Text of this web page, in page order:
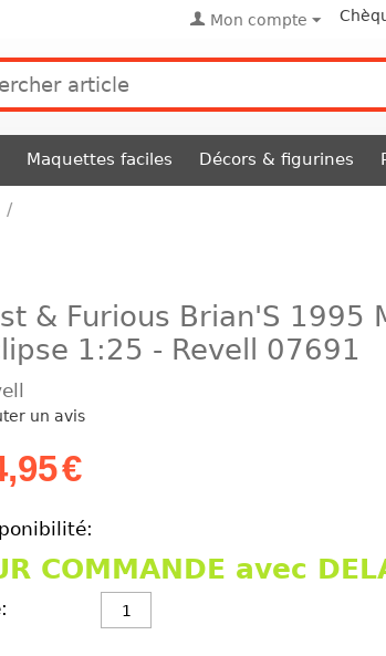
Mon compte
Maquettes faciles Décors & figurines
/
& Furious Brian'S 1995
1:25 - Revell 07691
un avis
€
COMMANDE avec